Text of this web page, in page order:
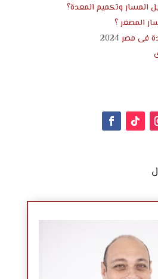
المسار وتكميم المعدة؟
المصغر ؟
فى مصر2024